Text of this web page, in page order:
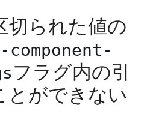
切られた値の
component-
フラグ内の引
とができない